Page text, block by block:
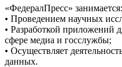
«ФедералПресс» занимается:
• Проведением научных
• Разработкой приложений
сфере медиа и госслужбы;
• Осуществляет
данных.